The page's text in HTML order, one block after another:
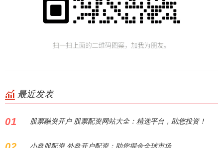
最近发表
01 股票融资开户 股票配资网站大全：精选平台，助您投资！
小盘股配资 外盘开户配资：助您掘金全球市场